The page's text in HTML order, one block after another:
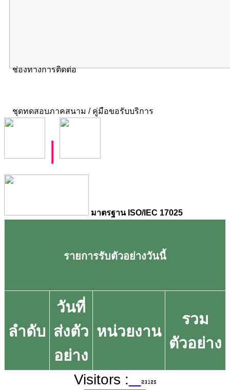
ช่องทางการติดต่อ
ชุดทดสอบภาคสนาม / คู่มือขอรับบริการ
มาตรฐาน ISO/IEC 17025
รายการรับตัวอย่างวันนี้
ลำดับ
วันที่
ส่งตัว
อย่าง
หน่วยงาน
รวม
ตัวอย่าง
Visitors :